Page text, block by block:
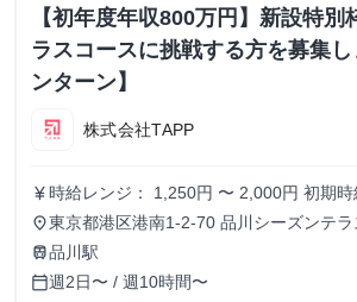
【初年度年収800万円】新設特別
ラスコースに挑戦する方を募集
ンターン】
株式会社TAPP
currency_yen 時給レンジ： 1,250円 〜 2,000円 初期時
スタート） 改定タイミング： 3ヶ月ごと
基準： 以下の4項目を5段階でスコアリン
待を大きく上回り、社員と同等のバリュ
place東京都港区港南1-2-70 品川シーズンテ
train品川駅
calendar_today週2日〜 / 週10時間〜